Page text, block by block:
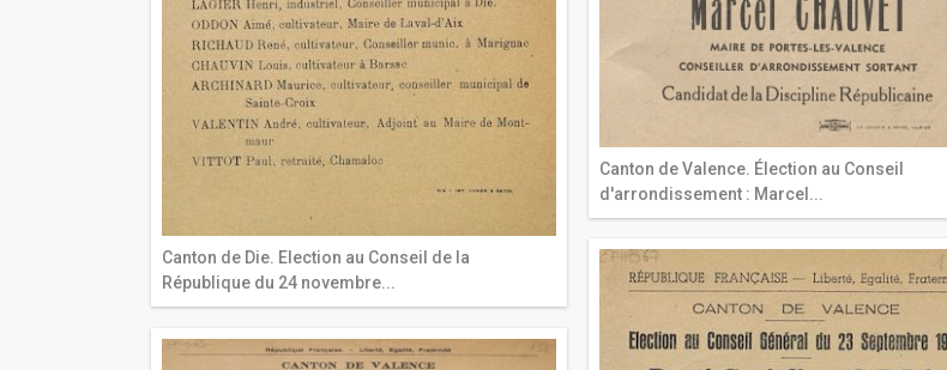
Canton de Die. Election au Conseil de la
République du 24 novembre...
Canton de Valence. Élection au Conseil
d'arrondissement : Marcel...